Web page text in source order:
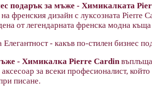
подарък за мъже - Химикалката
френския дизайн с луксозната Pierre
от легендарната френска модна
- какъв по-стилен бизнес
- Химикалка Pierre Cardin
за всеки професионалист,
писане.